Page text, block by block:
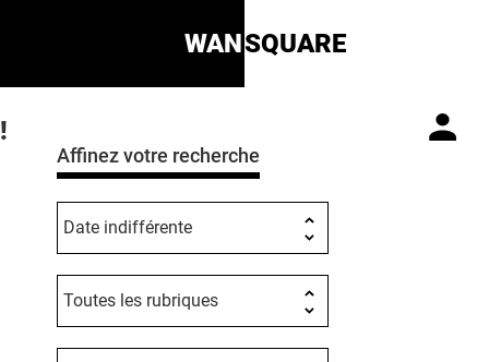
WANSQUARE
!
Affinez votre recherche